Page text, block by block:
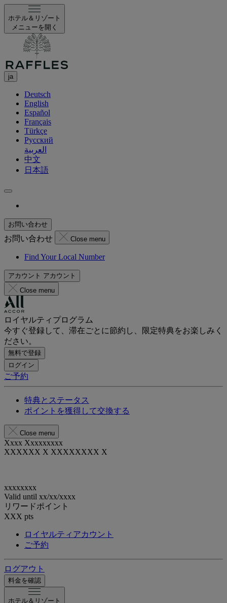
ホテル＆リゾート
メニューを開く
ja
Deutsch
English
Español
Français
Türkçe
Русский
العربية
中文
日本語
お問い合わせ
お問い合わせ Close menu
Find Your Local Number
アカウント アカウント
Close menu
ロイヤルティプログラム
今すぐ登録して、滞在ごとに節約し、限定特典をお楽しみく
ださい。
無料で登録
ログイン
ご予約
特典とステータス
ポイントを獲得して交換する
Close menu
Xxxx Xxxxxxxxx
XXXXXX X XXXXXXXX X
xxxxxxxx
Valid until xx/xx/xxxx
リワードポイント
XXX pts
ロイヤルティアカウント
ご予約
ログアウト
料金を確認
ホテル＆リゾート